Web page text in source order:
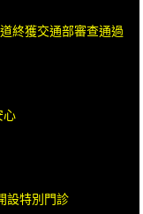
終獲交通部審查通過
心
設特別門診